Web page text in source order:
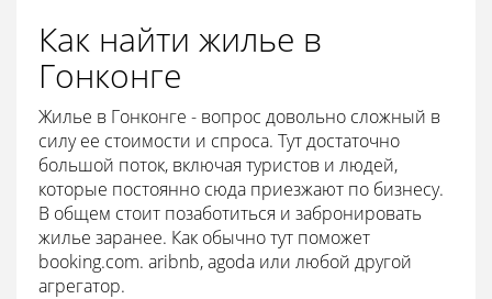
Как найти жилье в
Гонконге
Жилье в Гонконге - вопрос довольно сложный в
силу ее стоимости и спроса. Тут достаточно
большой поток, включая туристов и людей,
которые постоянно сюда приезжают по бизнесу.
В общем стоит позаботиться и забронировать
жилье заранее. Как обычно тут поможет
booking.com. aribnb, agoda или любой другой
агрегатор.